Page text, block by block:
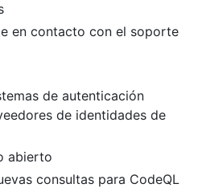
en contacto con el soporte
de autenticación
de identidades de
abierto
consultas para CodeQL